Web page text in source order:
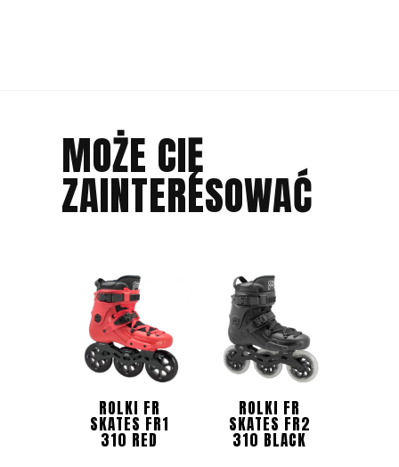
MOŻE CIĘ
ZAINTERESOWAĆ
ROLKI FR
SKATES FR1
310 RED
ROLKI FR
SKATES FR2
310 BLACK